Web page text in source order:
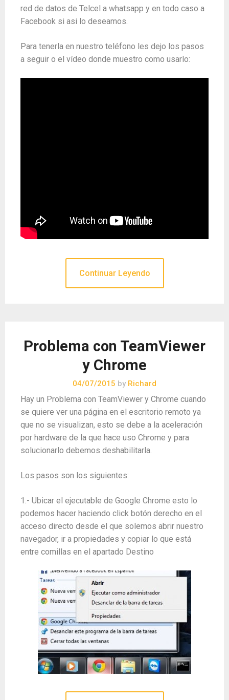
red de datos de Telcel a whatsapp y en todo caso a
Facebook si asi lo deseamos.
Para tenerla en nuestro teléfono les dejo los pasos
a seguir o el vídeo donde muestro como usarlo:
Continuar Leyendo
Problema con TeamViewer
y Chrome
04/07/2015 by Richard
Hay un Problema con TeamViewer y Chrome cuando
se quiere ver una página en el escritorio remoto ya
que no se visualizan, esto se debe a la aceleración
por hardware de la que hace uso Chrome y para
solucionarlo debemos deshabilitarla.
Los pasos son los siguientes:
1.- Ubicar el ejecutable de Google Chrome esto lo
podemos hacer haciendo click botón derecho en el
acceso directo desde el que solemos abrir nuestro
navegador, ir a propiedades y copiar lo que está
entre comillas en el apartado Destino